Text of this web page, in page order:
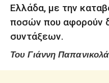
Ελλάδα, με την
ποσών που αφορούν
συντάξεων.
Του Γιάννη